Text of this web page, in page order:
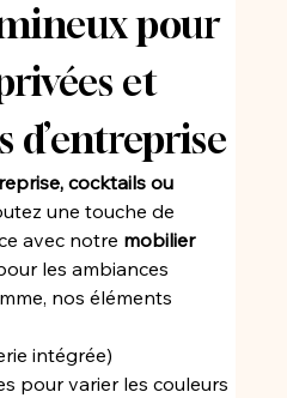
pour
et
d’entreprise
cocktails ou
une touche de
avec notre mobilier
les ambiances
nos éléments
intégrée)
pour varier les couleurs